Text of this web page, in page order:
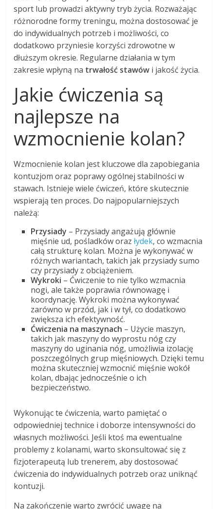
sport lub prowadzi aktywny tryb życia. Rozważając
różnorodne formy treningu, można dostosować je
do indywidualnych potrzeb i możliwości, co
dodatkowo przyniesie korzyści zdrowotne w
dłuższym okresie. Regularne działania w tym
zakresie wpłyną na trwałość stawów i jakość życia.
Jakie ćwiczenia są
najlepsze na
wzmocnienie kolan?
Wzmocnienie kolan jest kluczowe dla zapobiegania
kontuzjom oraz poprawy ogólnej stabilności w
stawach. Istnieje wiele ćwiczeń, które skutecznie
wspierają ten proces. Do najpopularniejszych
należą:
Przysiady – Przysiady angażują głównie
mięśnie ud, pośladków orazłydek, co wzmacnia
całą strukturę kolan. Można je wykonywać w
różnych wariantach, takich jak przysiady sumo
czy przysiady z obciążeniem.
Wykroki – Ćwiczenie to nie tylko wzmacnia
nogi, ale także poprawia równowagę i
koordynację. Wykroki można wykonywać
zarówno w przód, jak i w tył, co dodatkowo
zwiększa ich efektywność.
Ćwiczenia na maszynach – Użycie maszyn,
takich jak maszyny do wyprostu nóg czy
maszyny do uginania nóg, umożliwia izolację
poszczególnych grup mięśniowych. Dzięki temu
można skuteczniej wzmocnić mięśnie wokół
kolan, dbając jednocześnie o ich
bezpieczeństwo.
Wykonując te ćwiczenia, warto pamiętać o
odpowiedniej technice i doborze intensywności do
własnych możliwości. Jeśli ktoś ma ewentualne
problemy z kolanami, warto skonsultować się z
fizjoterapeutą lub trenerem, aby dostosować
ćwiczenia do indywidualnych potrzeb oraz uniknąć
kontuzji.
Na zakończenie warto zwrócić uwagę na